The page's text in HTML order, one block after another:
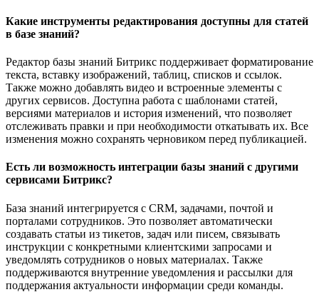
Какие инструменты редактирования доступны для статей
в базе знаний?
Редактор базы знаний Битрикс поддерживает форматирование
текста, вставку изображений, таблиц, списков и ссылок.
Также можно добавлять видео и встроенные элементы с
других сервисов. Доступна работа с шаблонами статей,
версиями материалов и история изменений, что позволяет
отслеживать правки и при необходимости откатывать их. Все
изменения можно сохранять черновиком перед публикацией.
Есть ли возможность интеграции базы знаний с другими
сервисами Битрикс?
База знаний интегрируется с CRM, задачами, почтой и
порталами сотрудников. Это позволяет автоматически
создавать статьи из тикетов, задач или писем, связывать
инструкции с конкретными клиентскими запросами и
уведомлять сотрудников о новых материалах. Также
поддерживаются внутренние уведомления и рассылки для
поддержания актуальности информации среди команды.